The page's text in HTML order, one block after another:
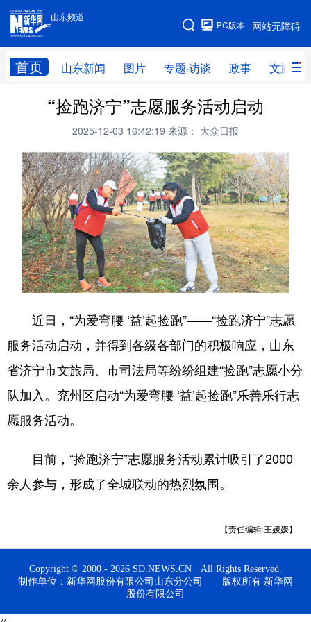
山东频道
网站无障碍
PC版本
首页 山东新闻 图片 专题·访谈 政事 文旅
手机版
网站地图
学习进行时 高层 时政 人事
财经 网评
台湾 思客智库 全球连线 教育
科技 科普 体育 文化
健康 军事 访谈 视频
图片 中央文件 金融 汽车
食品 人居 信息化 乡村振兴
会展 彩票 娱乐 时尚
悦读 公益 书画 一带一路
亚太网 上市公司 投教基地
地方频道
首页 山东新闻 图片
科教
健康 微视齐鲁
“捡跑济宁”志愿服务活动启动
2025-12-03 16:42:19 来源： 大众日报
近日，“为爱弯腰 ‘益’起捡跑”——“捡跑济宁”志愿
服务活动启动，并得到各级各部门的积极响应，山东
省济宁市文旅局、市司法局等纷纷组建“捡跑”志愿小分
队加入。兖州区启动“为爱弯腰 ‘益’起捡跑”乐善乐行志
愿服务活动。
目前，“捡跑济宁”志愿服务活动累计吸引了2000
余人参与，形成了全城联动的热烈氛围。
【责任编辑:王媛媛】
Copyright © 2000 - 2026 SD.NEWS.CN All Rights Reserved.
制作单位：新华网股份有限公司山东分公司 版权所有 新华网
股份有限公司